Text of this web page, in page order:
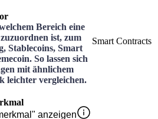
Bereich eine
ist, zum
Stablecoins, Smart
So lassen sich
mit ähnlichem
leichter vergleichen.
Smart Contracts
anzeigen